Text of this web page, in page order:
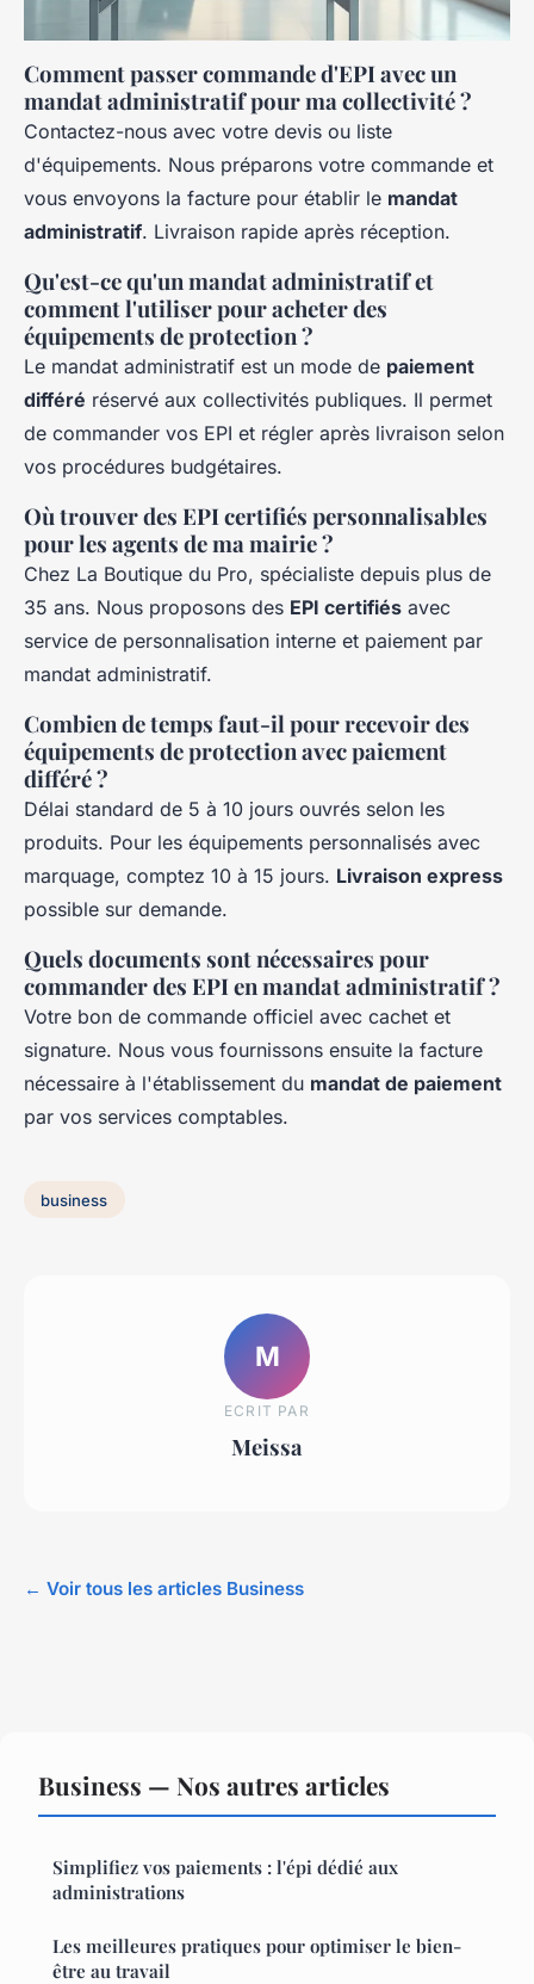
Comment passer commande d'EPI avec un
mandat administratif pour ma collectivité ?
Contactez-nous avec votre devis ou liste
d'équipements. Nous préparons votre commande et
vous envoyons la facture pour établir le mandat
administratif. Livraison rapide après réception.
Qu'est-ce qu'un mandat administratif et
comment l'utiliser pour acheter des
équipements de protection ?
Le mandat administratif est un mode de paiement
différé réservé aux collectivités publiques. Il permet
de commander vos EPI et régler après livraison selon
vos procédures budgétaires.
Où trouver des EPI certifiés personnalisables
pour les agents de ma mairie ?
Chez La Boutique du Pro, spécialiste depuis plus de
35 ans. Nous proposons des EPI certifiés avec
service de personnalisation interne et paiement par
mandat administratif.
Combien de temps faut-il pour recevoir des
équipements de protection avec paiement
différé ?
Délai standard de 5 à 10 jours ouvrés selon les
produits. Pour les équipements personnalisés avec
marquage, comptez 10 à 15 jours. Livraison express
possible sur demande.
Quels documents sont nécessaires pour
commander des EPI en mandat administratif ?
Votre bon de commande officiel avec cachet et
signature. Nous vous fournissons ensuite la facture
nécessaire à l'établissement du mandat de paiement
par vos services comptables.
business
M
ECRIT PAR
Meissa
← Voir tous les articles Business
Business — Nos autres articles
Simplifiez vos paiements : l'épi dédié aux
administrations
Les meilleures pratiques pour optimiser le bien-
être au travail